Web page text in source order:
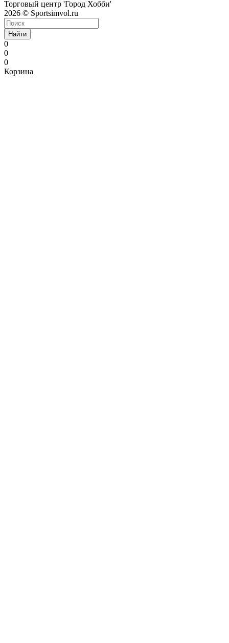
Торговый центр 'Город Хобби'
2026 © Sportsimvol.ru
Найти
0
0
0
Корзина